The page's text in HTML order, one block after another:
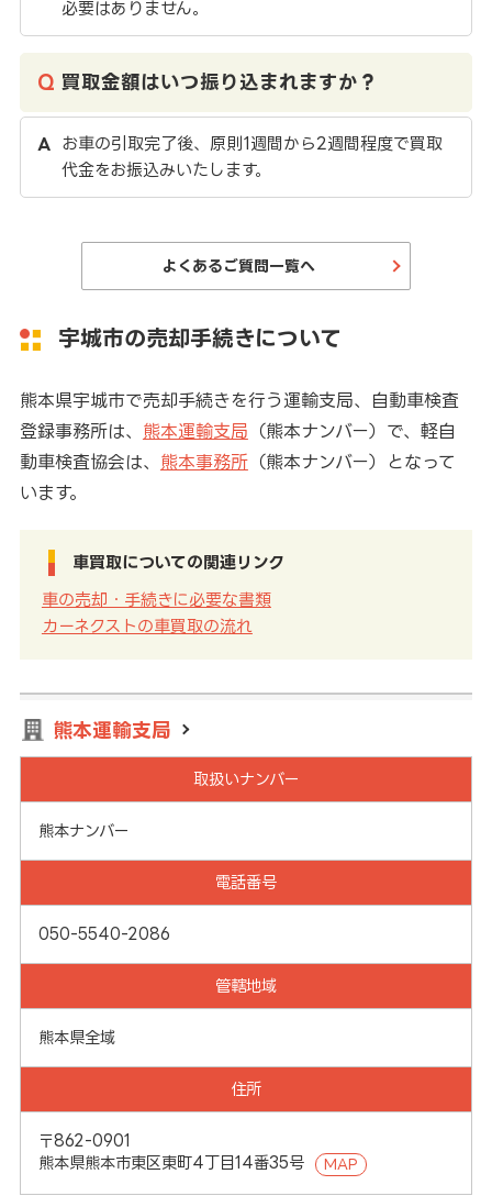
必要はありません。
買取金額はいつ振り込まれますか？
お車の引取完了後、原則1週間から2週間程度で買取
代金をお振込みいたします。
よくあるご質問一覧へ
宇城市の売却手続きについて
熊本県宇城市で売却手続きを行う運輸支局、自動車検査
登録事務所は、 熊本運輸支局 （熊本ナンバー）で、軽自
動車検査協会は、 熊本事務所（熊本ナンバー）となって
います。
車買取についての関連リンク
車の売却・手続きに必要な書類
カーネクストの車買取の流れ
熊本運輸支局
取扱いナンバー
熊本ナンバー
電話番号
050-5540-2086
管轄地域
熊本県全域
住所
〒862-0901
熊本県熊本市東区東町4丁目14番35号
MAP